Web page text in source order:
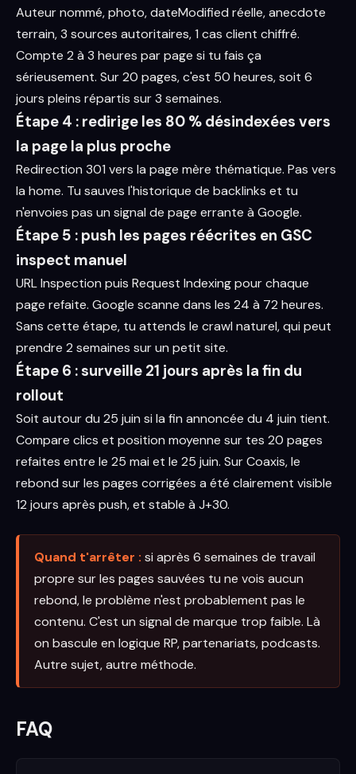
Auteur nommé, photo, dateModified réelle, anecdote
terrain, 3 sources autoritaires, 1 cas client chiffré.
Compte 2 à 3 heures par page si tu fais ça
sérieusement. Sur 20 pages, c'est 50 heures, soit 6
jours pleins répartis sur 3 semaines.
Étape 4 : redirige les 80 % désindexées vers
la page la plus proche
Redirection 301 vers la page mère thématique. Pas vers
la home. Tu sauves l'historique de backlinks et tu
n'envoies pas un signal de page errante à Google.
Étape 5 : push les pages réécrites en GSC
inspect manuel
URL Inspection puis Request Indexing pour chaque
page refaite. Google scanne dans les 24 à 72 heures.
Sans cette étape, tu attends le crawl naturel, qui peut
prendre 2 semaines sur un petit site.
Étape 6 : surveille 21 jours après la fin du
rollout
Soit autour du 25 juin si la fin annoncée du 4 juin tient.
Compare clics et position moyenne sur tes 20 pages
refaites entre le 25 mai et le 25 juin. Sur Coaxis, le
rebond sur les pages corrigées a été clairement visible
12 jours après push, et stable à J+30.
Quand t'arrêter : si après 6 semaines de travail
propre sur les pages sauvées tu ne vois aucun
rebond, le problème n'est probablement pas le
contenu. C'est un signal de marque trop faible. Là
on bascule en logique RP, partenariats, podcasts.
Autre sujet, autre méthode.
FAQ